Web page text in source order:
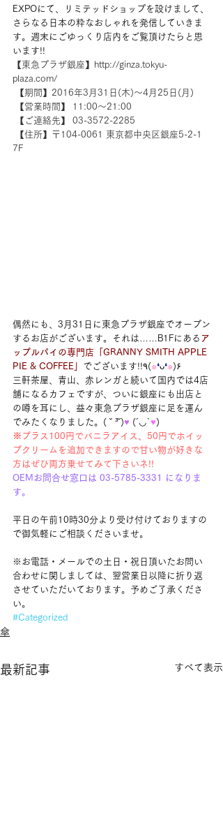
EXPOにて、リミテッドショップを設けまして、
さらなる日本の粋なおしゃれを発信していきま
す。週末にごゆっくり店内をご覧頂けたらと思
います!!
【東急プラザ銀座】http://ginza.tokyu-
plaza.com/
【期間】2016年3月31日(木)～4月25日(月)
【営業時間】 11:00～21:00
【ご連絡先】 03-3572-2285
7F
偶然にも、3月31日に東急プラザ銀座でオープン
するお店がございます。それは……B1Fにある ア
ップルパイの専門店「GRANNY SMITH APPLE
PIE & COFFEE」
でございます!!٩(๑❛ᴗ❛๑)۶
三軒茶屋、青山、赤レンガと続いて国内では4店
舗になるカフェですが、ついに銀座にも出店と
の噂を耳にし、益々東急プラザ銀座に足を運ん
でみたくなりました。( ˘ ³˘)♥ (´◡`♥)
※プラス100円でバニラアイス、50円でホイッ
プクリームを追加できますので甘い物が好きな
方はぜひ両方乗せてみて下さいネ!!
OEMお問合せ窓口は 03-5785-3331 になりま
す。
平日の午前10時30分より受け付けておりますの
で御気軽にご相談くださいませ。
※お電話・メールでの土日・祝日頂いたお問い
合わせに関しましては、翌営業日以降に折り返
させていただいております。予めご了承くださ
い。
#Categorized
傘
最新記事 すべて表示